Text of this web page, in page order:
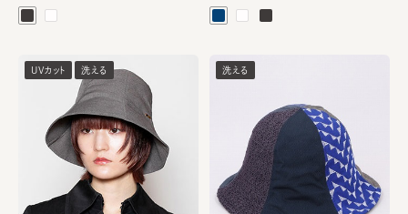
UVカット 洗える 洗える